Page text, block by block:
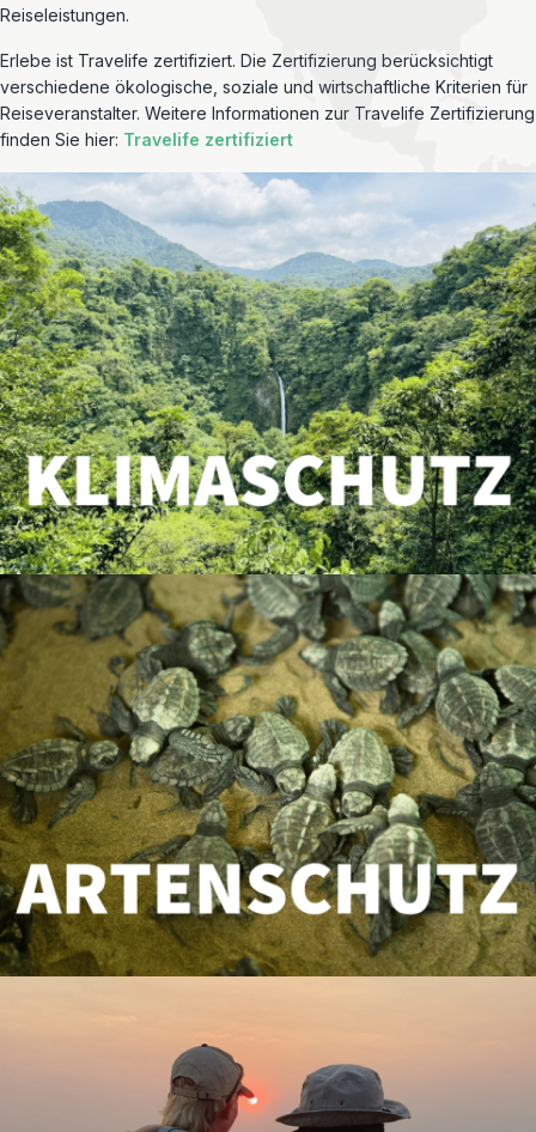
Reiseleistungen.
Erlebe ist Travelife zertifiziert. Die Zertifizierung berücksichtigt
verschiedene ökologische, soziale und wirtschaftliche Kriterien für
Reiseveranstalter. Weitere Informationen zur Travelife Zertifizierung
finden Sie hier: Travelife zertifiziert